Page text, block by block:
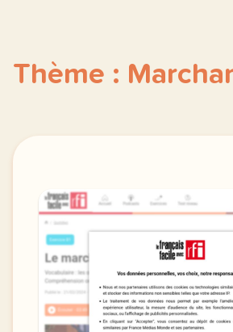
Thème :